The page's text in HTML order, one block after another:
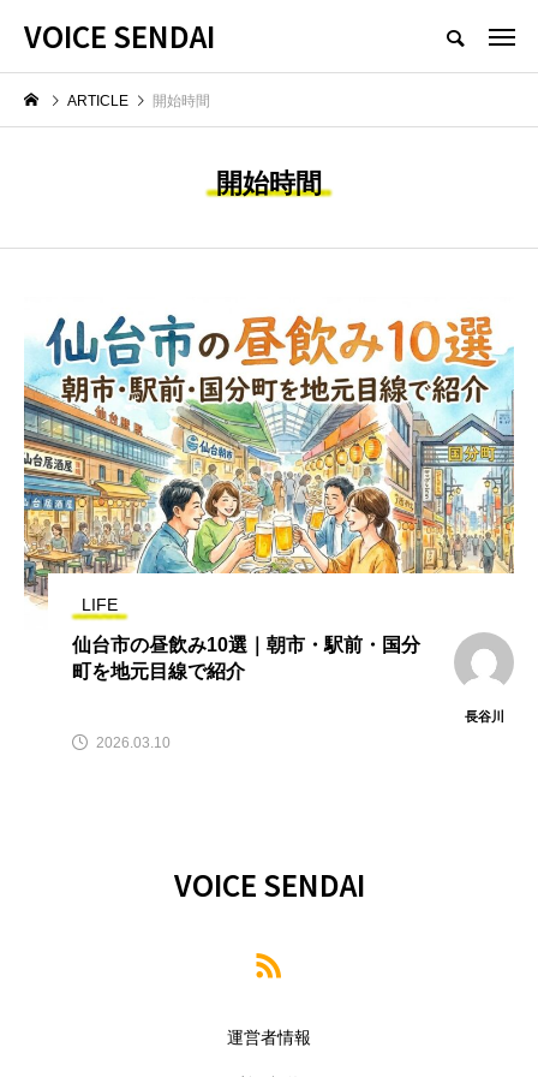
VOICE SENDAI
ARTICLE 開始時間
開始時間
LIFE
仙台市の昼飲み10選｜朝市・駅前・国分
町を地元目線で紹介
長谷川
2026.03.10
VOICE SENDAI
運営者情報